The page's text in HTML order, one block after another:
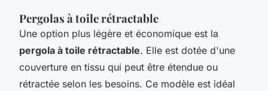
Pergolas à toile rétractable
Une option plus légère et économique est la
pergola à toile rétractable. Elle est dotée d'une
couverture en tissu qui peut être étendue ou
rétractée selon les besoins. Ce modèle est idéal